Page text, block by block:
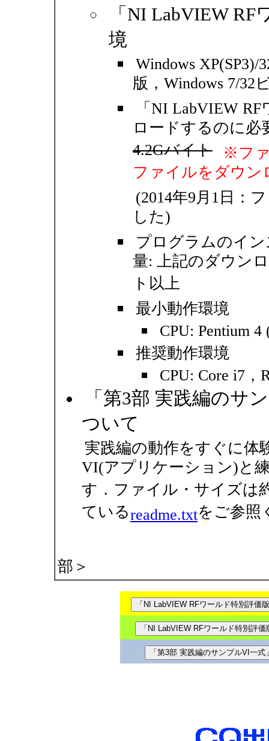
「NI LabVIEW
境
Windows XP(SP3)/
版，Windows 7/32
「NI LabVIEW
ロードするのに
4.2Gバイト
※フ
ファイルをダウ
(2014年9月1日：
した)
プログラムのイ
量: 上記のダウン
ト以上
最小動作環境
CPU: Pentium
推奨動作環境
CPU: Core i7
「第3部 実践編のサ
ついて
実践編の動作をすぐに体
VI(アプリケーション)と
す．ファイル・サイズは
ているreadme.txtをご参照
部＞